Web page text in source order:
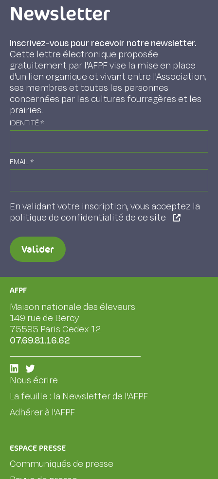
Newsletter
Inscrivez-vous pour recevoir notre newsletter.
Cette lettre électronique proposée
gratuitement par l'AFPF vise la mise en place
d'un lien organique et vivant entre l'Association,
ses membres et toutes les personnes
concernées par les cultures fourragères et les
prairies.
IDENTITÉ*
EMAIL*
En validant votre inscription, vous acceptez la
politique de confidentialité de ce site
Valider
AFPF
Maison nationale des éleveurs
149 rue de Bercy
75595 Paris Cedex 12
07.69.81.16.62
Nous écrire
La feuille : la Newsletter de l'AFPF
Adhérer à l'AFPF
ESPACE PRESSE
Communiqués de presse